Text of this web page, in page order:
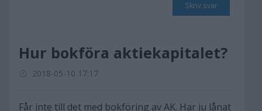
Skriv svar
Hur bokföra aktiekapitalet?
2018-05-10 17:17
Får inte till det med bokföring av AK. Har ju lånat